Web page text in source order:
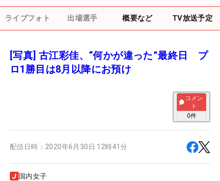
ライブフォト 出場選手 概要など TV放送予定
[写真] 古江彩佳、“何かが違った”最終日 プ
ロ1勝目は8月以降にお預け
コメン
ト
0件
配信日時： 2020年6月30日 12時41分
国内女子